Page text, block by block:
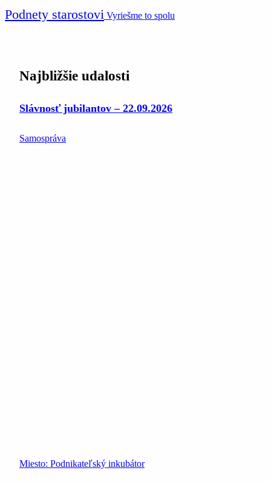
Podnety starostovi Vyriešme to spolu
Najbližšie udalosti
Slávnosť jubilantov – 22.09.2026
Samospráva
Miesto: Podnikateľský inkubátor